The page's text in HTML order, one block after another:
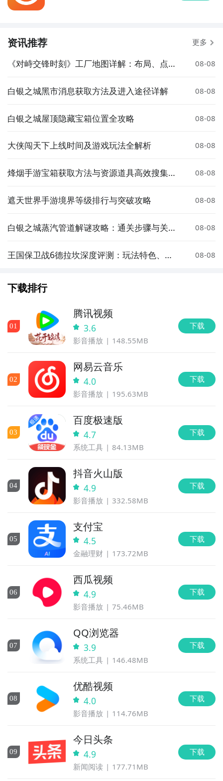
资讯推荐 更多
《对峙交锋时刻》工厂地图详解：布局、点位
08-08
白银之城黑市消息获取方法及进入途径详解 08-08
白银之城屋顶隐藏宝箱位置全攻略 08-08
大侠闯天下上线时间及游戏玩法全解析 08-08
烽烟手游宝箱获取方法与资源道具高效搜集攻
08-08
遮天世界手游境界等级排行与突破攻略 08-08
白银之城蒸汽管道解谜攻略：通关步骤与关键
08-08
王国保卫战6德拉坎深度评测：玩法特色、关
08-08
下载排行
01
腾讯视频
3.6
影音播放 148.55MB
下载
02
网易云音乐
4.0
影音播放 195.63MB
下载
03
百度极速版
4.7
系统工具 84.13MB
下载
04
抖音火山版
4.9
影音播放 332.58MB
下载
05
支付宝
4.5
金融理财 173.72MB
下载
06
西瓜视频
4.9
影音播放 75.46MB
下载
07
QQ浏览器
3.9
系统工具 146.48MB
下载
08
优酷视频
4.0
影音播放 114.76MB
下载
09
今日头条
4.9
新闻阅读 177.71MB
下载